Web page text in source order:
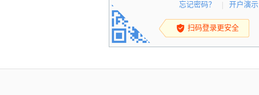
忘记密码？ 开户演示
扫码登录更安全